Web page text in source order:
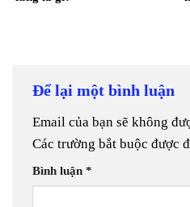
Để lại một bình luận
Email của bạn sẽ không
Các trường bắt buộc được
Bình luận *